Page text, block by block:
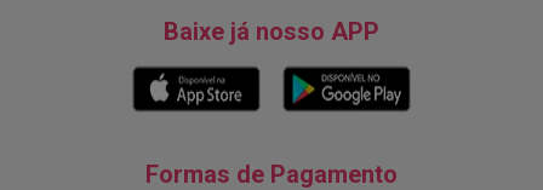
Baixe já nosso APP
Formas de Pagamento